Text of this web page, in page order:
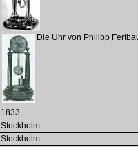
Die Uhr von Philipp
1833
Stockholm
Stockholm